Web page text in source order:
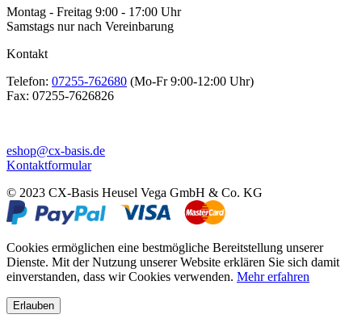
Montag - Freitag 9:00 - 17:00 Uhr
Samstags nur nach Vereinbarung
Kontakt
Telefon: 07255-762680 (Mo-Fr 9:00-12:00 Uhr)
Fax: 07255-7626826
eshop@cx-basis.de
Kontaktformular
© 2023 CX-Basis Heusel Vega GmbH & Co. KG
Cookies ermöglichen eine bestmögliche Bereitstellung unserer
Dienste. Mit der Nutzung unserer Website erklären Sie sich damit
einverstanden, dass wir Cookies verwenden. Mehr erfahren
Erlauben